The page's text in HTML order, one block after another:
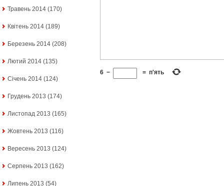
Травень 2014 (170)
Квітень 2014 (189)
Березень 2014 (208)
Лютий 2014 (135)
Січень 2014 (124)
Грудень 2013 (174)
Листопад 2013 (165)
Жовтень 2013 (116)
Вересень 2013 (124)
Серпень 2013 (162)
Липень 2013 (54)
6 − = п'ять